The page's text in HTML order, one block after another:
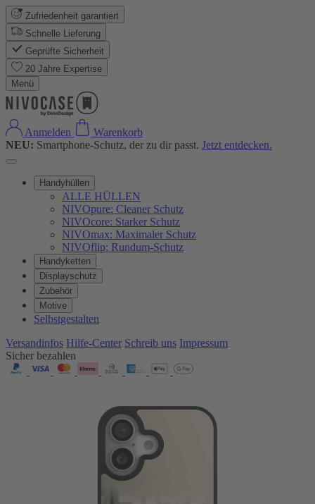
Zufriedenheit garantiert
Schnelle Lieferung
Geprüfte Sicherheit
20 Jahre Expertise
Menü
Anmelden
Warenkorb
NEU: Smartphone-Schutz, der zu dir passt. Jetzt entdecken.
Handyhüllen
ALLE HÜLLEN
NIVOpure: Cleaner Schutz
NIVOcore: Starker Schutz
NIVOmax: Maximaler Schutz
NIVOflip: Rundum-Schutz
Handyketten
Displayschutz
Zubehör
Motive
Selbstgestalten
Versandinfos Hilfe-Center Schreib uns Impressum
Sicher bezahlen